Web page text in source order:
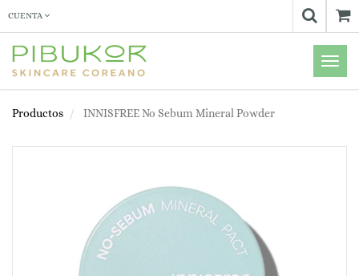
CUENTA
Menú
de
Productos
INNISFREE No Sebum Mineral Powder